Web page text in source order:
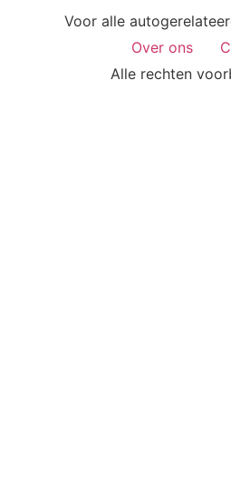
Voor alle
Over ons
Alle rechten